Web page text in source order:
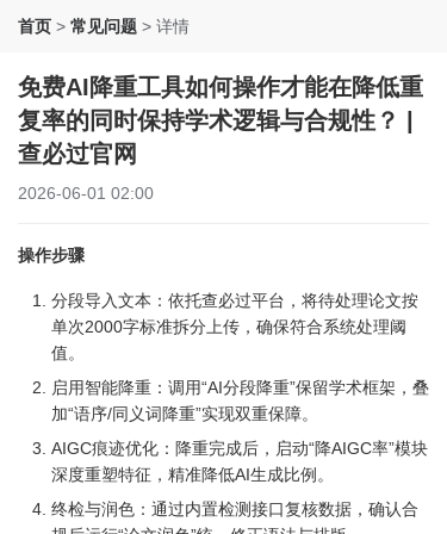
首页 > 常见问题 > 详情
免费AI降重工具如何操作才能在降低重
复率的同时保持学术逻辑与合规性？ |
查必过官网
2026-06-01 02:00
操作步骤
分段导入文本：依托查必过平台，将待处理论文按
单次2000字标准拆分上传，确保符合系统处理阈
值。
启用智能降重：调用“AI分段降重”保留学术框架，叠
加“语序/同义词降重”实现双重保障。
AIGC痕迹优化：降重完成后，启动“降AIGC率”模块
深度重塑特征，精准降低AI生成比例。
终检与润色：通过内置检测接口复核数据，确认合